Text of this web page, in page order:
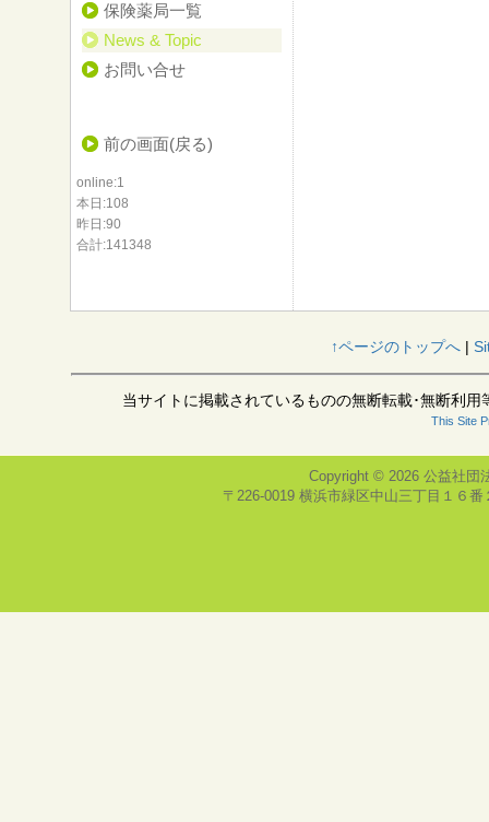
保険薬局一覧
News & Topic
お問い合せ
前の画面(戻る)
online:1
本日:108
昨日:90
合計:141348
↑ページのトップへ |
当サイトに掲載されているものの無断転載･無断利用
This Site
Copyright © 2026 公益社団
〒226-0019 横浜市緑区中山三丁目１６